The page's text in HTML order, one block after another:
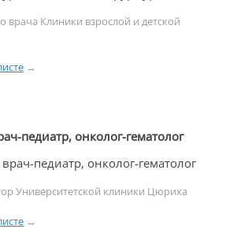
врача Клиники взрослой и детской
→
педиатр, онколог-гематолог
Университетской клиники Цюриха
→